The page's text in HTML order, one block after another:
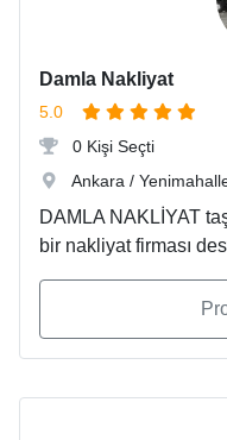
Damla Nakliyat
5.0
0 Kişi Seçti
Ankara /
DAMLA NAKLİYAT
bir nakliyat firması